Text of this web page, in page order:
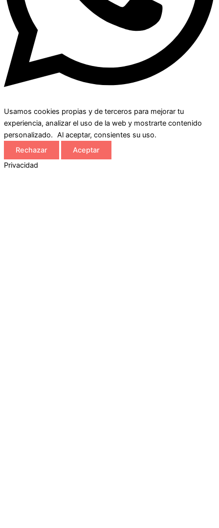
Usamos cookies propias y de terceros para mejorar tu
experiencia, analizar el uso de la web y mostrarte contenido
personalizado. Al aceptar, consientes su uso.
Rechazar
Aceptar
Privacidad